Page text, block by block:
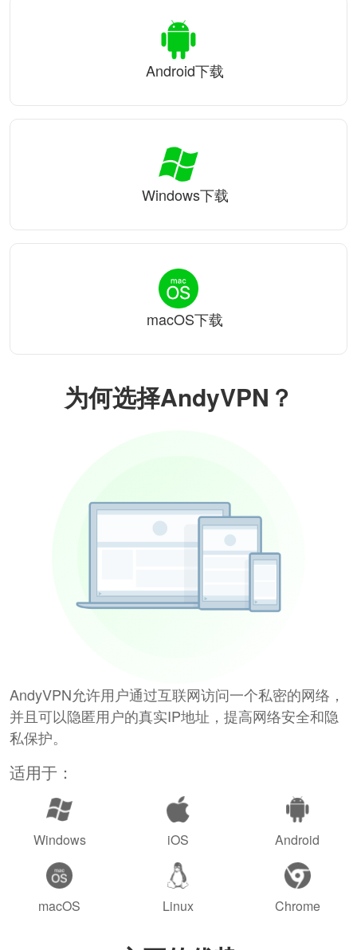
为何选择AndyVPN？
AndyVPN允许用户通过互联网访问一个私密的网络，
并且可以隐匿用户的真实IP地址，提高网络安全和隐
私保护。
适用于：
Windows iOS Android
macOS Linux Chrome
Android下载
Windows下载
macOS下载